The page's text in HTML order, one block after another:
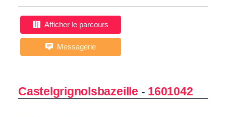
Afficher le parcours
Messagerie
Castelgrignolsbazeille - 1601042